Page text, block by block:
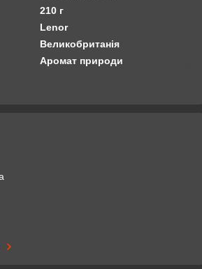
210 г
Lenor
Великобританія
Аромат природи